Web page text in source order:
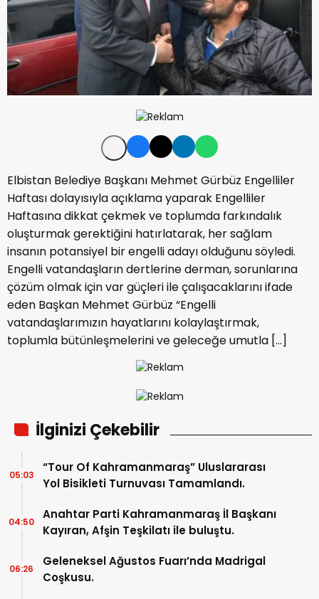
Elbistan Belediye Başkanı Mehmet Gürbüz Engelliler
Haftası dolayısıyla açıklama yaparak Engelliler
Haftasına dikkat çekmek ve toplumda farkındalık
oluşturmak gerektiğini hatırlatarak, her sağlam
insanın potansiyel bir engelli adayı olduğunu söyledi.
Engelli vatandaşların dertlerine derman, sorunlarına
çözüm olmak için var güçleri ile çalışacaklarını ifade
eden Başkan Mehmet Gürbüz “Engelli
vatandaşlarımızın hayatlarını kolaylaştırmak,
toplumla bütünleşmelerini ve geleceğe umutla […]
İlginizi Çekebilir
“Tour Of Kahramanmaraş” Uluslararası
Yol Bisikleti Turnuvası Tamamlandı.
05:03
Anahtar Parti Kahramanmaraş İl Başkanı
Kayıran, Afşin Teşkilatı ile buluştu.
04:50
Geleneksel Ağustos Fuarı’nda Madrigal
Coşkusu.
06:26